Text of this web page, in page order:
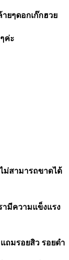
ยๆดอกเก๊กฮวย
ค่ะ
ม่สามารถขาดได้
ามีความแข็งแรง
ถมรอยสิว รอยดำ